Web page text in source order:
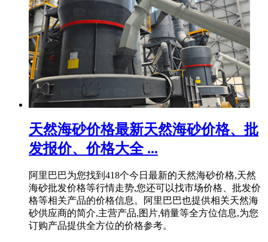
天然海砂价格最新天然海砂价格、批
发报价、价格大全 ...
阿里巴巴为您找到418个今日最新的天然海砂价格,天然
海砂批发价格等行情走势,您还可以找市场价格、批发价
格等相关产品的价格信息。阿里巴巴也提供相关天然海
砂供应商的简介,主营产品,图片,销量等全方位信息,为您
订购产品提供全方位的价格参考。